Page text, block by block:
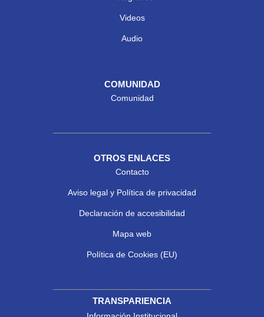
Videos
Audio
COMUNIDAD
Comunidad
OTROS ENLACES
Contacto
Aviso legal y Política de privacidad
Declaración de accesibilidad
Mapa web
Política de Cookies (EU)
TRANSPARIENCIA